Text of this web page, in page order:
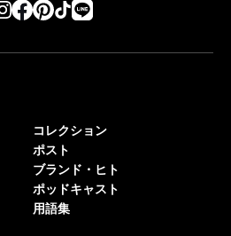
コレクション
ポスト
ブランド・ヒト
ポッドキャスト
用語集